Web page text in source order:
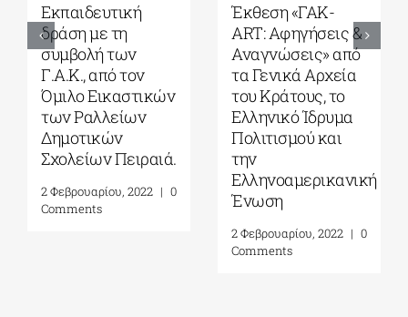
Εκπαιδευτική
δράση με τη
συμβολή των
Γ.Α.Κ., από τον
Όμιλο Εικαστικών
των Ραλλείων
Δημοτικών
Σχολείων Πειραιά.
2 Φεβρουαρίου, 2022 | 0
Comments
Έκθεση «ΓΑΚ-
ART: Αφηγήσεις &
Αναγνώσεις» από
τα Γενικά Αρχεία
του Κράτους, το
Ελληνικό Ίδρυμα
Πολιτισμού και
την
Ελληνοαμερικανική
Ένωση
2 Φεβρουαρίου, 2022 | 0
Comments